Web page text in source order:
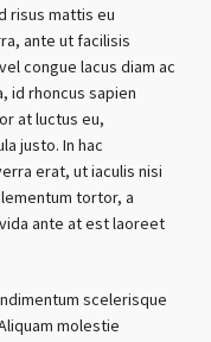
risus mattis eu
ante ut facilisis
congue lacus diam ac
id rhoncus sapien
at luctus eu,
justo. In hac
erat, ut iaculis nisi
tortor, a
ante at est laoreet
scelerisque
molestie